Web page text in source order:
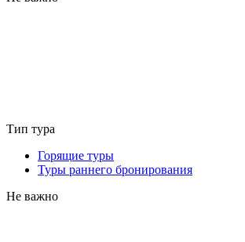
Тип тура
Горящие туры
Туры раннего бронирования
Не важно